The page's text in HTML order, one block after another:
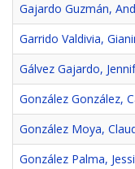
Gajardo Guzmán,
Garrido Valdivia,
Gálvez Gajardo,
González González,
González Moya,
González Palma,